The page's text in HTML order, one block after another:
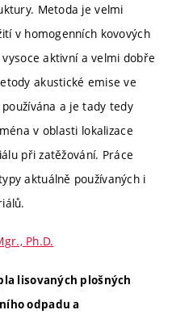
Metoda je velmi
v homogenních kovových
aktivní a velmi dobře
akustické emise ve
a je tady tedy
v oblasti lokalizace
při zatěžování. Práce
aktuálně používaných i
Ph.D.
lisovaných plošných
odpadu a